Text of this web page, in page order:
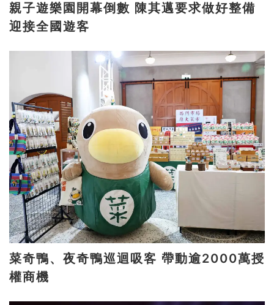
親子遊樂園開幕倒數 陳其邁要求做好整備
迎接全國遊客
菜奇鴨、夜奇鴨巡迴吸客 帶動逾2000萬授
權商機